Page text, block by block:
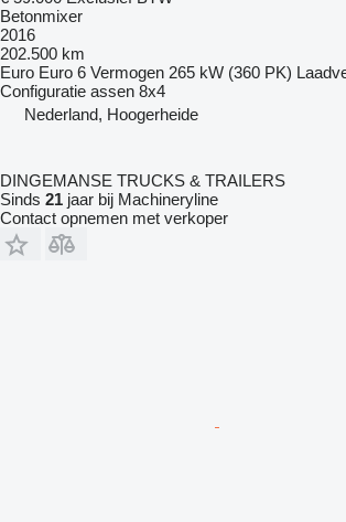
Betonmixer
2016
202.500 km
Euro Euro 6 Vermogen 265 kW (360 PK)
Configuratie assen 8x4
Nederland, Hoogerheide
DINGEMANSE TRUCKS & TRAILERS
Sinds 21 jaar bij Machineryline
Contact opnemen met verkoper